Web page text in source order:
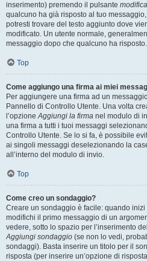
inserimento) premendo il pulsante modifica
qualcuno ha già risposto al tuo
potresti trovare del testo aggiunto dove
modificato. Un utente normale,
messaggio dopo che qualcuno ha risposto.
Top
Come aggiungo una firma ai miei
Per aggiungere una firma ad un
Pannello di Controllo Utente. Una volta
l’opzioneAggiungi la firma nel modulo di
una firma a tutti i tuoi messaggi
Controllo Utente. Se lo si fa, è possibile
ai singoli messaggi deselezionando la
all’interno del modulo di invio.
Top
Come creo un sondaggio?
Creare un sondaggio è facile: quando
modifichi il primo messaggio di un
vedere, sotto lo spazio per l’inserimento
Aggiungi sondaggio (se non lo vedi,
sondaggi). Basta inserire un titolo per il
risposta (per inserire un’opzione di